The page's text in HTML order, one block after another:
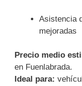
Asistencia
mejoradas
Precio medio
en Fuenlabrada.
Ideal para: